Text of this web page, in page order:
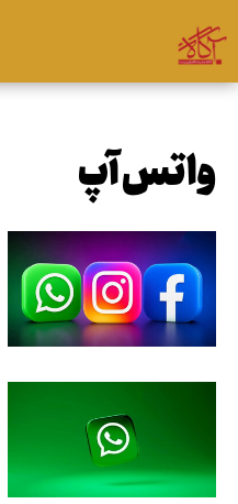
واتس آپ